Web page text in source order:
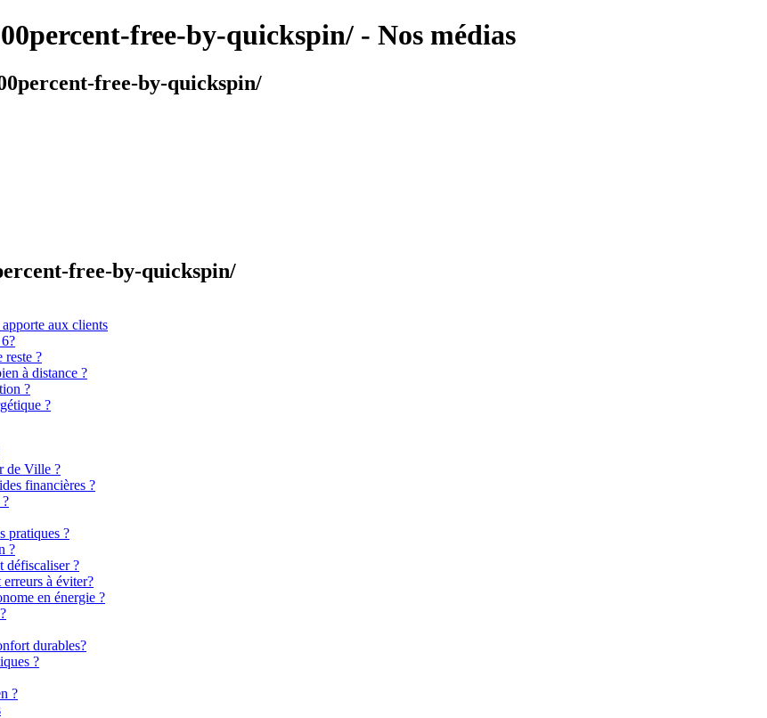
free-by-quickspin/ - Nos médias
free-by-quickspin/
free-by-quickspin/
aux clients
reste ?
à distance ?
?
?
de Ville ?
financières ?
pratiques ?
?
défiscaliser ?
à éviter?
en énergie ?
durables?
?
?